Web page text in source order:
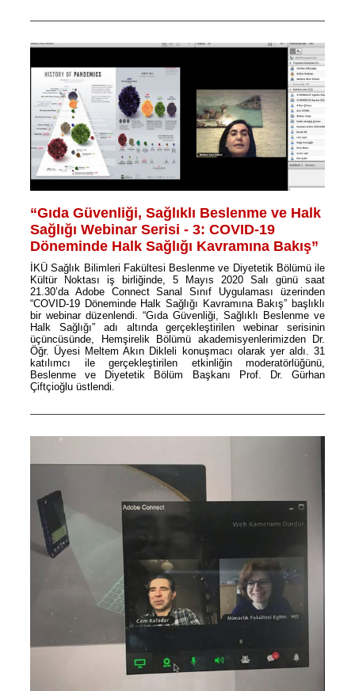
“Gıda Güvenliği, Sağlıklı Beslenme ve Halk
Sağlığı Webinar Serisi - 3: COVID-19
Döneminde Halk Sağlığı Kavramına Bakış”
İKÜ Sağlık Bilimleri Fakültesi Beslenme ve Diyetetik Bölümü ile
Kültür Noktası iş birliğinde, 5 Mayıs 2020 Salı günü saat
21.30’da Adobe Connect Sanal Sınıf Uygulaması üzerinden
“COVID-19 Döneminde Halk Sağlığı Kavramına Bakış” başlıklı
bir webinar düzenlendi. “Gıda Güvenliği, Sağlıklı Beslenme ve
Halk Sağlığı” adı altında gerçekleştirilen webinar serisinin
üçüncüsünde, Hemşirelik Bölümü akademisyenlerimizden Dr.
Öğr. Üyesi Meltem Akın Dikleli konuşmacı olarak yer aldı. 31
katılımcı ile gerçekleştirilen etkinliğin moderatörlüğünü,
Beslenme ve Diyetetik Bölüm Başkanı Prof. Dr. Gürhan
Çiftçioğlu üstlendi.